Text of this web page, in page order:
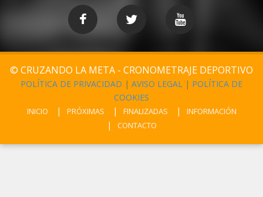
© CRUZANDO LA META - CRONOMETRAJE DEPORTIVO
POLÍTICA DE PRIVACIDAD | AVISO LEGAL | POLÍTICA DE
COOKIES
INICIO PRÓXIMAS FINALIZADAS
INFORMACIÓN
CONTACTO